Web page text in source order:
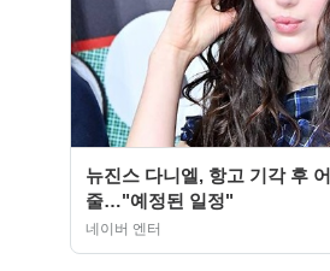
뉴진스 다니엘, 항고 기각 후
줄…"예정된 일정"
네이버 엔터